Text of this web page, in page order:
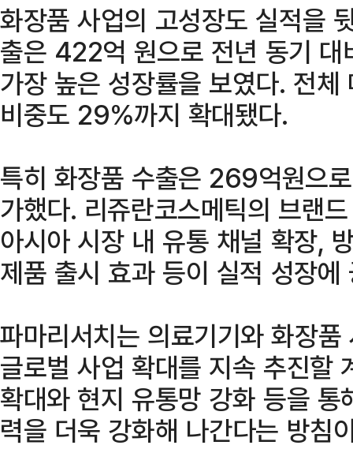
화장품 사업의 고성장도 실적을
출은 422억 원으로 전년 동기
가장 높은 성장률을 보였다. 전
비중도 29%까지 확대됐다.
특히 화장품 수출은 269억원으
가했다. 리쥬란코스메틱의 브랜
아시아 시장 내 유통 채널 확장,
제품 출시 효과 등이 실적 성장에
파마리서치는 의료기기와 화장
글로벌 사업 확대를 지속 추진할
확대와 현지 유통망 강화 등을
력을 더욱 강화해 나간다는 방침